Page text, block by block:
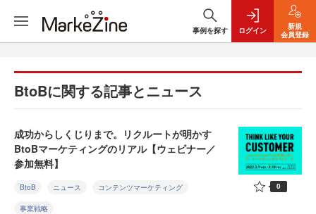
事例を探す ログイン
新規
会員登録
BtoBに関する記事とニュース
成功からしくじりまで。リクルートが明かす
BtoBマーケティングのリアル【ウェビナー／
参加無料】
BtoB ニュース コンテンツマーケティング
事業戦略
0